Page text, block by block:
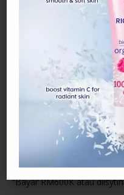
ARTIKEL TERKINI
15 tahun menyepi, Raja
Jaga bapa sakit, wanita
“Bayar RM600K atau